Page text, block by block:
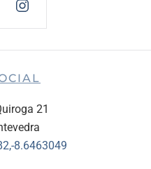
21
8.6463049